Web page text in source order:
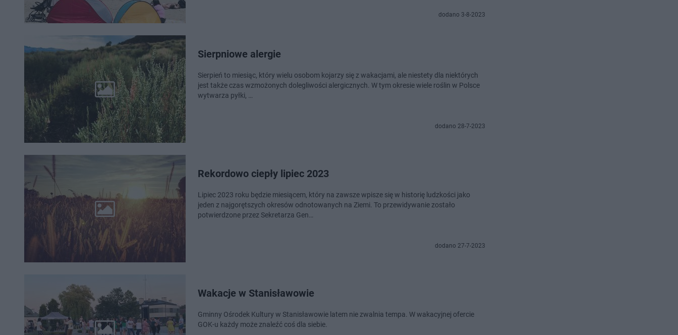
dodano 3-8-2023
Sierpniowe alergie
Sierpień to miesiąc, który wielu osobom kojarzy się z wakacjami, ale niestety dla niektórych
jest także czas wzmożonych dolegliwości alergicznych. W tym okresie wiele roślin w Polsce
wytwarza pyłki, …
dodano 28-7-2023
Rekordowo ciepły lipiec 2023
Lipiec 2023 roku będzie miesiącem, który na zawsze wpisze się w historię ludzkości jako
jeden z najgorętszych okresów odnotowanych na Ziemi. To przewidywanie zostało
potwierdzone przez Sekretarza Gen…
dodano 27-7-2023
Wakacje w Stanisławowie
Gminny Ośrodek Kultury w Stanisławowie latem nie zwalnia tempa. W wakacyjnej ofercie
GOK-u każdy może znaleźć coś dla siebie.